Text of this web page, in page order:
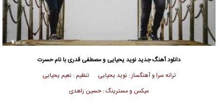
دانلود آهنگ جدیدنوید یحیایی و مصطفی قدری با نام حسرت
ترانه سرا و آهنگساز : نوید یحیایی تنظیم : نعیم یحیایی
میکس و مسترینگ : حسین زاهدی